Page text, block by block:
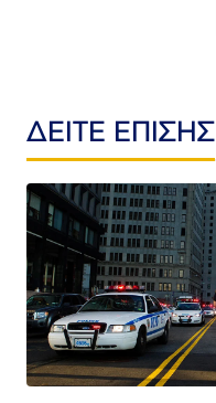
ΔΕΙΤΕ ΕΠΙΣΗΣ